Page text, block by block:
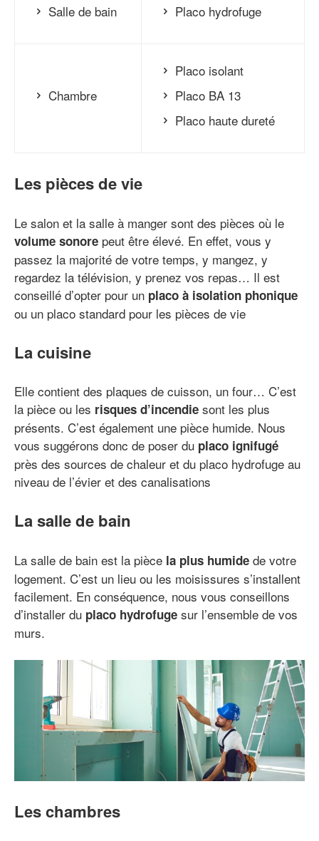
Salle de bain Placo hydrofuge
Chambre
Placo isolant
Placo BA 13
Placo haute dureté
Les pièces de vie
Le salon et la salle à manger sont des pièces où le
volume sonore peut être élevé. En effet, vous y
passez la majorité de votre temps, y mangez, y
regardez la télévision, y prenez vos repas… Il est
conseillé d’opter pour un placo à isolation phonique
ou un placo standard pour les pièces de vie
La cuisine
Elle contient des plaques de cuisson, un four… C’est
la pièce ou les risques d’incendie sont les plus
présents. C’est également une pièce humide. Nous
vous suggérons donc de poser du placo ignifugé
près des sources de chaleur et du placo hydrofuge au
niveau de l’évier et des canalisations
La salle de bain
La salle de bain est la pièce la plus humide de votre
logement. C’est un lieu ou les moisissures s’installent
facilement. En conséquence, nous vous conseillons
d’installer du placo hydrofuge sur l’ensemble de vos
murs.
Les chambres